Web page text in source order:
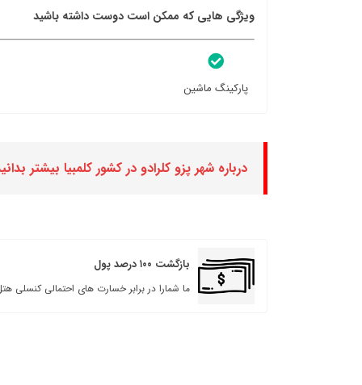
ویژگی هایی که ممکن است دوست داشته باشید
پارکینگ ماشین
درباره شهر پزو کلرادو در کشور کلمبیا بیشتر
بازگشت ۱۰۰ درصد پول
ما شمارا در برابر خسارت های احتمالی کنسلی